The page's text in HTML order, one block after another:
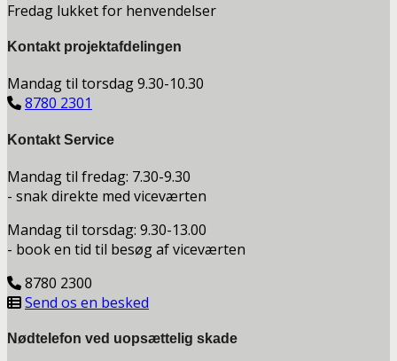
Fredag lukket for henvendelser
Kontakt projektafdelingen
Mandag til torsdag 9.30-10.30
8780 2301
Kontakt Service
Mandag til fredag: 7.30-9.30
- snak direkte med viceværten
Mandag til torsdag: 9.30-13.00
- book en tid til besøg af viceværten
8780 2300
Send os en besked
Nødtelefon ved uopsættelig skade